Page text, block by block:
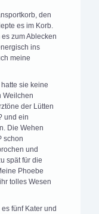
den
es im Korb.
zum Ablecken
ins
meine
sie keine
Weilchen
der Lütten
und ein
Die Wehen
schon
und
spät für die
Phoebe
tolles Wesen
fünf Kater und